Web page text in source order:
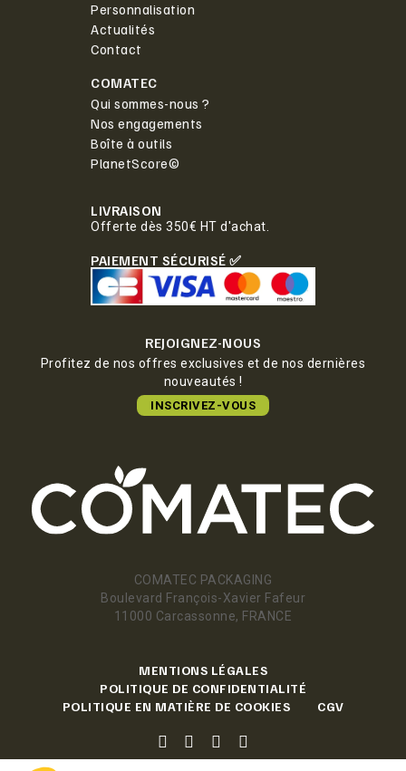
Personnalisation
Actualités
Contact
COMATEC
Qui sommes-nous ?
Nos engagements
Boîte à outils
PlanetScore©
LIVRAISON
Offerte dès 350€ HT d'achat.
PAIEMENT SÉCURISÉ ✅
REJOIGNEZ-NOUS
Profitez de nos offres exclusives et de nos dernières
nouveautés !
INSCRIVEZ-VOUS
COMATEC PACKAGING
Boulevard François-Xavier Fafeur
11000 Carcassonne, FRANCE
MENTIONS LÉGALES
POLITIQUE DE CONFIDENTIALITÉ
POLITIQUE EN MATIÈRE DE COOKIES
CGV